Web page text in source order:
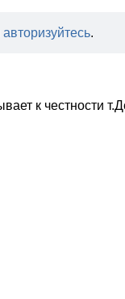
авторизуйтесь.
к честности